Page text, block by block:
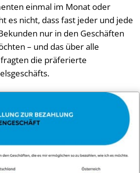
einmal im Monat oder
es nicht, dass fast jeder und jede
nur in den Geschäften
– und das über alle
die präferierte